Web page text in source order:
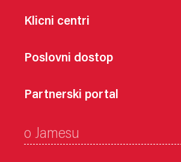
Klicni centri
Poslovni dostop
Partnerski portal
o Jamesu